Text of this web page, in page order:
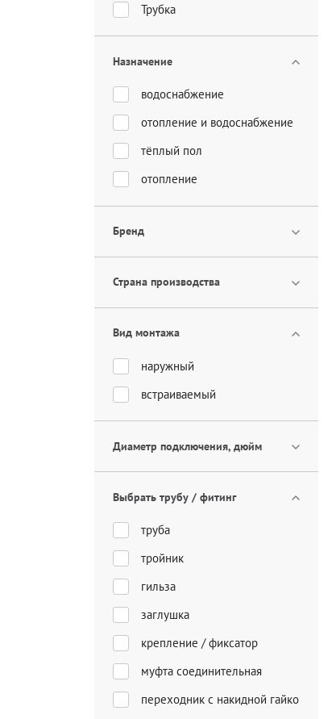
Трубка
Назначение
водоснабжение
отопление и водоснабжение
тёплый пол
отопление
Бренд
Страна производства
Вид монтажа
наружный
встраиваемый
Диаметр подключения, дюйм
Выбрать трубу / фитинг
труба
тройник
гильза
заглушка
крепление / фиксатор
муфта соединительная
переходник с накидной гайкой